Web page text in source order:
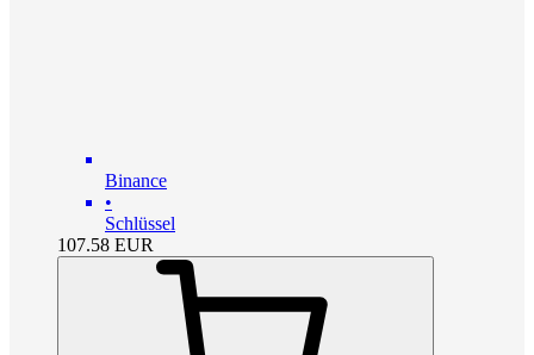
Binance
•
Schlüssel
107.58 EUR